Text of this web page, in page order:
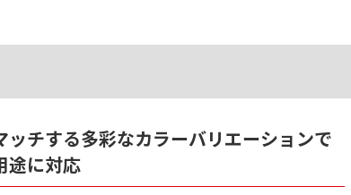
ッチする多彩なカラーバリエーションで
途に対応